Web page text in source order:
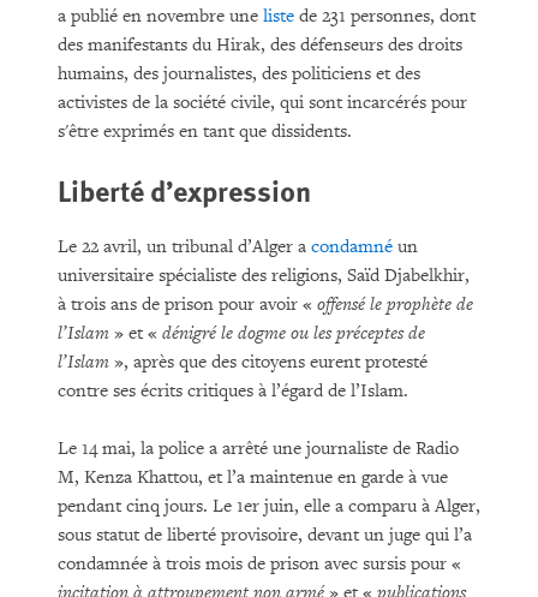
a publié en novembre une liste de 231 personnes, dont
des manifestants du Hirak, des défenseurs des droits
humains, des journalistes, des politiciens et des
activistes de la société civile, qui sont incarcérés pour
s'être exprimés en tant que dissidents.
Liberté d’expression
Le 22 avril, un tribunal d’Alger a condamné un
universitaire spécialiste des religions, Saïd Djabelkhir,
à trois ans de prison pour avoir « offensé le prophète de
l’Islam » et « dénigré le dogme ou les préceptes de
l’Islam », après que des citoyens eurent protesté
contre ses écrits critiques à l’égard de l’Islam.
Le 14 mai, la police a arrêté une journaliste de Radio
M, Kenza Khattou, et l’a maintenue en garde à vue
pendant cinq jours. Le 1er juin, elle a comparu à Alger,
sous statut de liberté provisoire, devant un juge qui l’a
condamnée à trois mois de prison avec sursis pour «